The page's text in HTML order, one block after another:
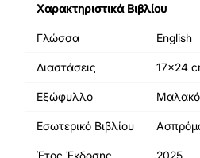
Χαρακτηριστικά Βιβλίου
Γλώσσα English
Διαστάσεις 17x24
Εξώφυλλο
Εσωτερικό Βιβλίου